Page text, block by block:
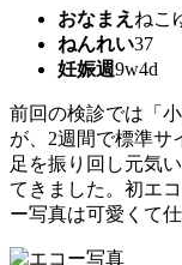
おなまえ ねこ
ねんれい37
妊娠週9w4d
前回の検診では「
が、2週間で標準サ
足を振り回し元気
てきました。初エ
ー写真は可愛くて